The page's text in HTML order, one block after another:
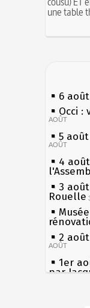
une table
6
Occi
AOÛT
5
AOÛT
4
3
Rouelle
2
AOÛT
1er
par